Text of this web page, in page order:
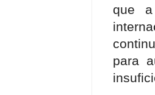
que a
para